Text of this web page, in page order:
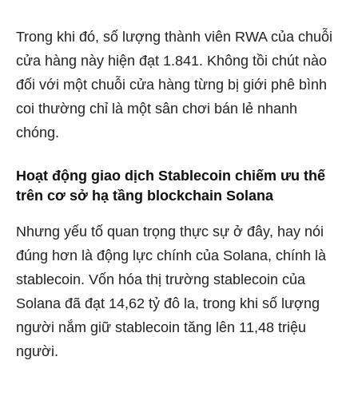
Trong khi đó, số lượng thành viên RWA của chuỗi
cửa hàng này hiện đạt 1.841. Không tồi chút nào
đối với một chuỗi cửa hàng từng bị giới phê bình
coi thường chỉ là một sân chơi bán lẻ nhanh
chóng.
Hoạt động giao dịch Stablecoin chiếm ưu thế
trên cơ sở hạ tầng blockchain Solana
Nhưng yếu tố quan trọng thực sự ở đây, hay nói
đúng hơn là động lực chính của Solana, chính là
stablecoin. Vốn hóa thị trường stablecoin của
Solana đã đạt 14,62 tỷ đô la, trong khi số lượng
người nắm giữ stablecoin tăng lên 11,48 triệu
người.